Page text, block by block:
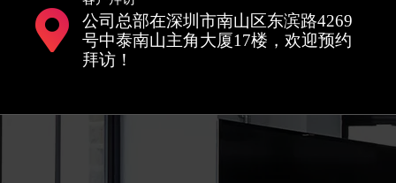
公司总部在深圳市南山区东滨路4269
号中泰南山主角大厦17楼，欢迎预约
拜访！